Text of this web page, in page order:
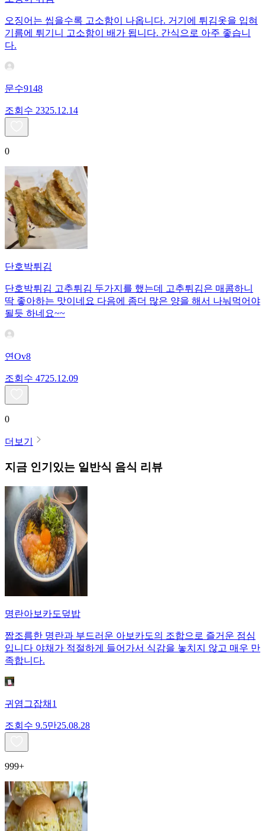
오징어는 씹을수록 고소함이 나옵니다. 거기에 튀김옷을 입혀
기름에 튀기니 고소함이 배가 됩니다. 간식으로 아주 좋습니
다.
문수9148
조회수 2325.12.14
0
단호박튀김
단호박튀김 고추튀김 두가지를 했는데 고추튀김은 매콤하니
딱 좋아하는 맛이네요 다음에 좀더 많은 양을 해서 나눠먹어야
될듯 하네요~~
연Ov8
조회수 4725.12.09
0
더보기
지금 인기있는 일반식 음식 리뷰
명란아보카도덮밥
짭조름한 명란과 부드러운 아보카도의 조합으로 즐거운 점심
입니다 야채가 적절하게 들어가서 식감을 놓치지 않고 매우 만
족합니다.
귀염그잡채1
조회수 9.5만25.08.28
999+